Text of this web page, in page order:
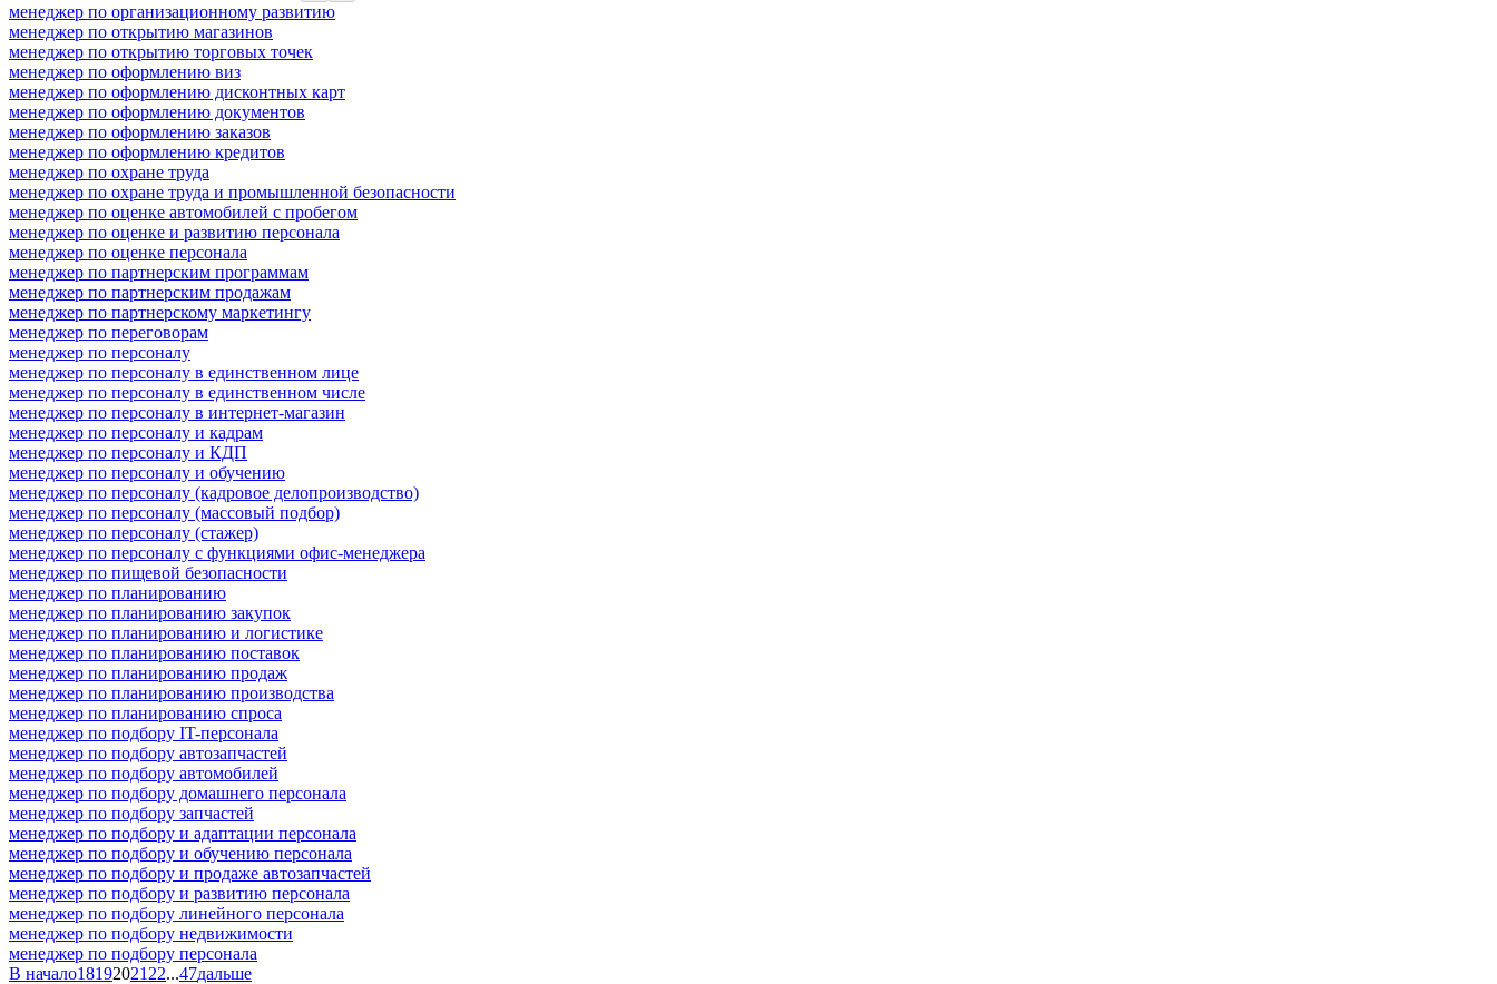
менеджер по организационному развитию
менеджер по открытию магазинов
менеджер по открытию торговых точек
менеджер по оформлению виз
менеджер по оформлению дисконтных карт
менеджер по оформлению документов
менеджер по оформлению заказов
менеджер по оформлению кредитов
менеджер по охране труда
менеджер по охране труда и промышленной безопасности
менеджер по оценке автомобилей с пробегом
менеджер по оценке и развитию персонала
менеджер по оценке персонала
менеджер по партнерским программам
менеджер по партнерским продажам
менеджер по партнерскому маркетингу
менеджер по переговорам
менеджер по персоналу
менеджер по персоналу в единственном лице
менеджер по персоналу в единственном числе
менеджер по персоналу в интернет-магазин
менеджер по персоналу и кадрам
менеджер по персоналу и КДП
менеджер по персоналу и обучению
менеджер по персоналу (кадровое делопроизводство)
менеджер по персоналу (массовый подбор)
менеджер по персоналу (стажер)
менеджер по персоналу с функциями офис-менеджера
менеджер по пищевой безопасности
менеджер по планированию
менеджер по планированию закупок
менеджер по планированию и логистике
менеджер по планированию поставок
менеджер по планированию продаж
менеджер по планированию производства
менеджер по планированию спроса
менеджер по подбору IT-персонала
менеджер по подбору автозапчастей
менеджер по подбору автомобилей
менеджер по подбору домашнего персонала
менеджер по подбору запчастей
менеджер по подбору и адаптации персонала
менеджер по подбору и обучению персонала
менеджер по подбору и продаже автозапчастей
менеджер по подбору и развитию персонала
менеджер по подбору линейного персонала
менеджер по подбору недвижимости
менеджер по подбору персонала
В начало18192021 22...47дальше